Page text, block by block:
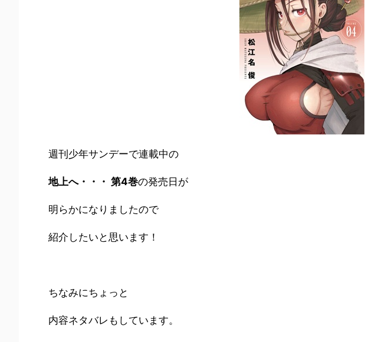
週刊少年サンデーで連載中の
地上へ・・・ 第4巻の発売日が
明らかになりましたので
紹介したいと思います！
ちなみにちょっと
内容ネタバレもしています。